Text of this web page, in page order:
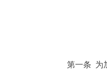
第一条 为加